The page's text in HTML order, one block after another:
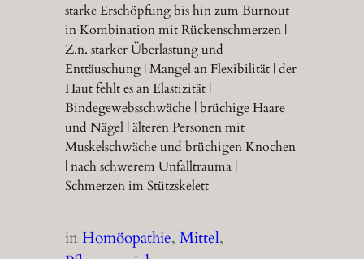
starke Erschöpfung bis hin zum Burnout
in Kombination mit Rückenschmerzen |
Z.n. starker Überlastung und
Enttäuschung | Mangel an Flexibilität | der
Haut fehlt es an Elastizität |
Bindegewebsschwäche | brüchige Haare
und Nägel | älteren Personen mit
Muskelschwäche und brüchigen Knochen
| nach schwerem Unfalltrauma |
Schmerzen im Stützskelett
inHomöopathie, Mittel